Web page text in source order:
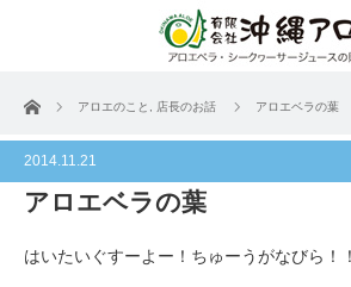
ホーム アロエのこと 店長のお話 アロエベラの葉
2014.11.21
アロエベラの葉
はいたいぐすーよー！ちゅーうがなびら！！